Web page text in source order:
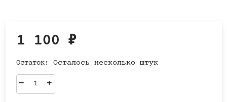
1 100 ₽
Остаток: Осталось несколько штук
– +